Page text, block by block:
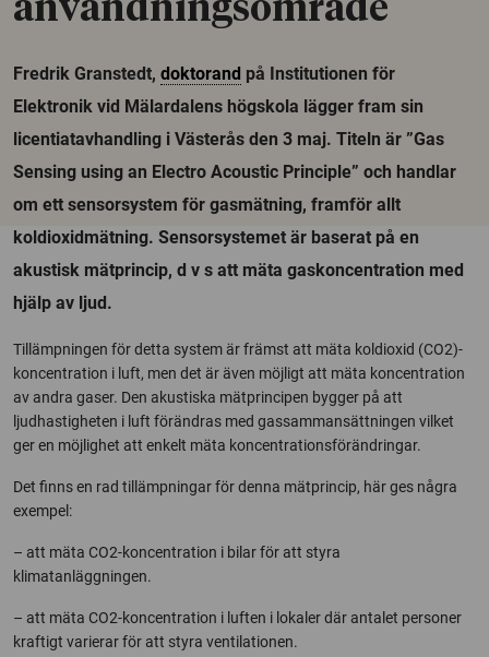
användningsområde
Fredrik Granstedt, doktorand på Institutionen för
Elektronik vid Mälardalens högskola lägger fram sin
licentiatavhandling i Västerås den 3 maj. Titeln är ”Gas
Sensing using an Electro Acoustic Principle” och handlar
om ett sensorsystem för gasmätning, framför allt
koldioxidmätning. Sensorsystemet är baserat på en
akustisk mätprincip, d v s att mäta gaskoncentration med
hjälp av ljud.
Tillämpningen för detta system är främst att mäta koldioxid (CO2)-
koncentration i luft, men det är även möjligt att mäta koncentration
av andra gaser. Den akustiska mätprincipen bygger på att
ljudhastigheten i luft förändras med gassammansättningen vilket
ger en möjlighet att enkelt mäta koncentrationsförändringar.
Det finns en rad tillämpningar för denna mätprincip, här ges några
exempel:
– att mäta CO2-koncentration i bilar för att styra
klimatanläggningen.
– att mäta CO2-koncentration i luften i lokaler där antalet personer
kraftigt varierar för att styra ventilationen.